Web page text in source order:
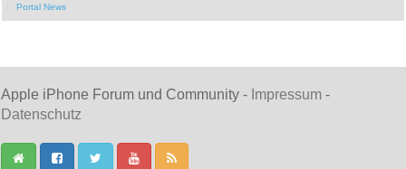
Portal News
Apple iPhone Forum und Community - Impressum -
Datenschutz